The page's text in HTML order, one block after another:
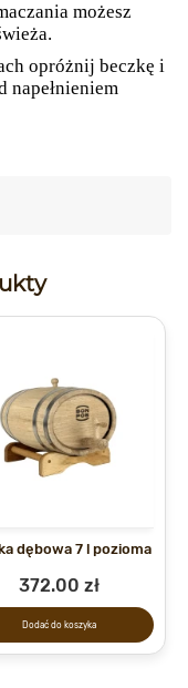
możesz
opróżnij beczkę i
napełnieniem
dębowa 7 l pozioma
372.00 zł
Dodać do koszyka